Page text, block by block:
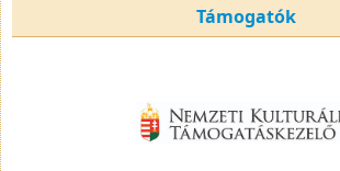
Támogatók